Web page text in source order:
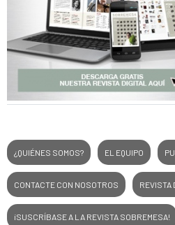
¿QUIÉNES SOMOS? EL EQUIPO
CONTACTE CON NOSOTROS REVISTA
¡SUSCRÍBASE A LA REVISTA SOBREMESA!